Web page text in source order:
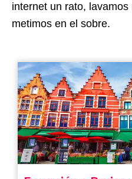
internet un rato,
metimos en el sobre.